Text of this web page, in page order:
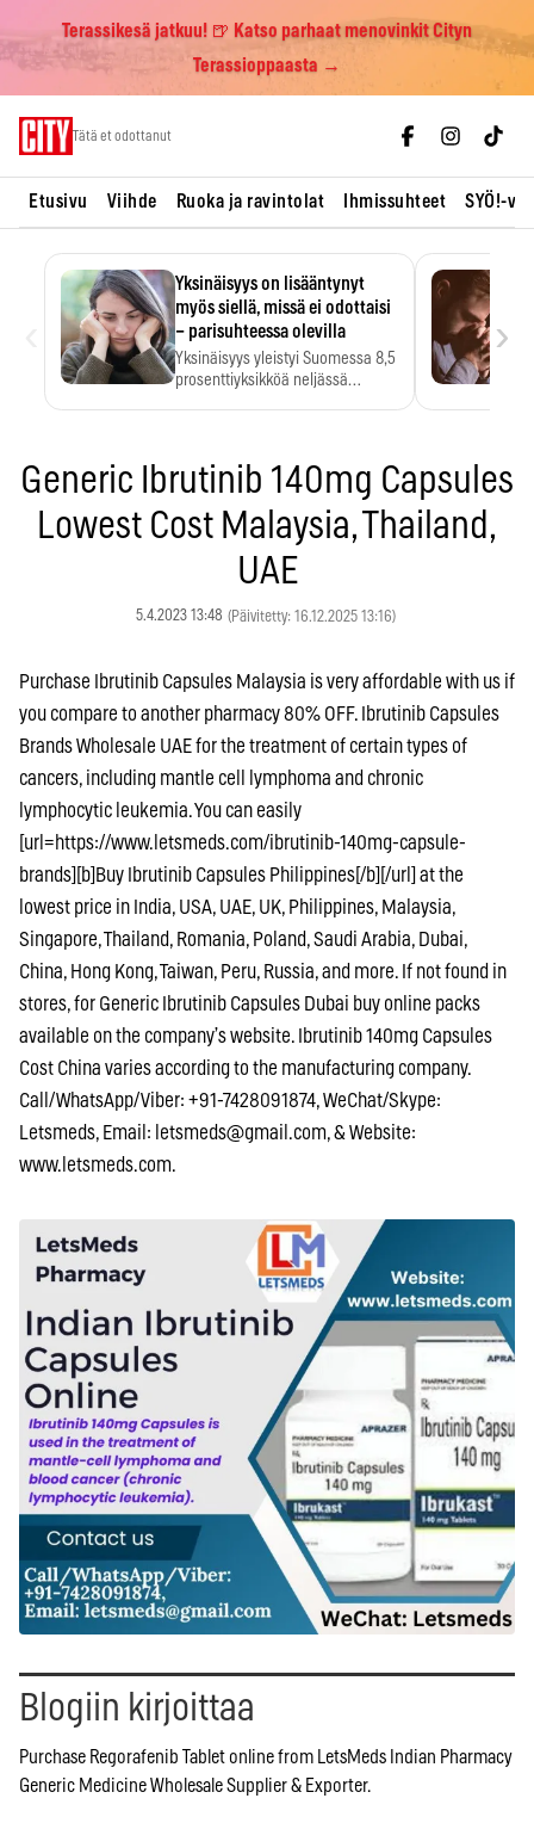
Terassikesä jatkuu! 🍺 Katso parhaat menovinkit Cityn
Terassioppaasta →
Tätä et odottanut
Etusivu Viihde Ruoka ja ravintolat Ihmissuhteet SYÖ!-
Yksinäisyys on lisääntynyt
myös siellä, missä ei odottaisi
– parisuhteessa olevilla
Yksinäisyys yleistyi Suomessa 8,5
prosenttiyksikköä neljässä
›
Generic Ibrutinib 140mg Capsules
Lowest Cost Malaysia, Thailand,
UAE
5.4.2023 13:48 (Päivitetty: 16.12.2025 13:16)
Purchase Ibrutinib Capsules Malaysia is very affordable with us if
you compare to another pharmacy 80% OFF. Ibrutinib Capsules
Brands Wholesale UAE for the treatment of certain types of
cancers, including mantle cell lymphoma and chronic
lymphocytic leukemia. You can easily
[url=https://www.letsmeds.com/ibrutinib-140mg-capsule-
brands][b]Buy Ibrutinib Capsules Philippines[/b][/url] at the
lowest price in India, USA, UAE, UK, Philippines, Malaysia,
Singapore, Thailand, Romania, Poland, Saudi Arabia, Dubai,
China, Hong Kong, Taiwan, Peru, Russia, and more. If not found in
stores, for Generic Ibrutinib Capsules Dubai buy online packs
available on the company’s website. Ibrutinib 140mg Capsules
Cost China varies according to the manufacturing company.
Call/WhatsApp/Viber: +91-7428091874, WeChat/Skype:
Letsmeds, Email: letsmeds@gmail.com, & Website:
www.letsmeds.com.
Blogiin kirjoittaa
Purchase Regorafenib Tablet online from LetsMeds Indian Pharmacy
Generic Medicine Wholesale Supplier & Exporter.